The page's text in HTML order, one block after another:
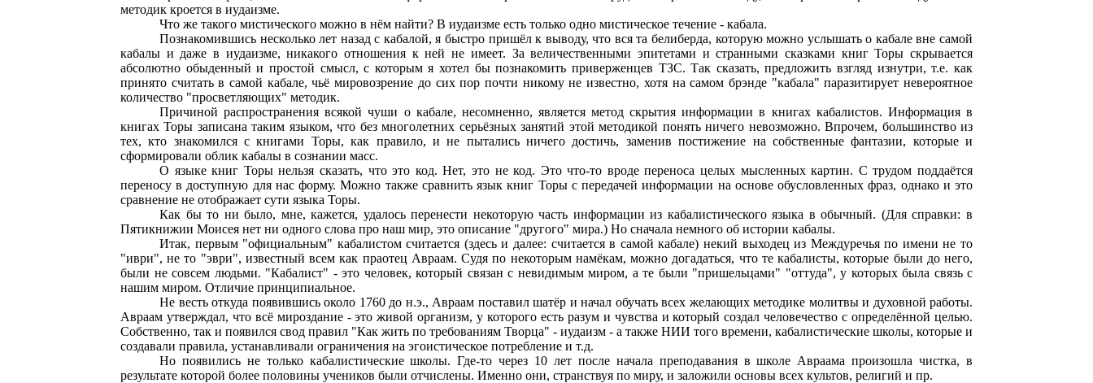
методик кроется в иудаизме.
Что же такого мистического можно в нём найти? В иудаизме есть только одно мистическое течение - кабала.
Познакомившись несколько лет назад с кабалой, я быстро пришёл к выводу, что вся та белиберда, которую можно услышать о кабале вне самой
кабалы и даже в иудаизме, никакого отношения к ней не имеет. За величественными эпитетами и странными сказками книг Торы скрывается
абсолютно обыденный и простой смысл, с которым я хотел бы познакомить приверженцев ТЗС. Так сказать, предложить взгляд изнутри, т.е. как
принято считать в самой кабале, чьё мировозрение до сих пор почти никому не известно, хотя на самом брэнде "кабала" паразитирует невероятное
количество "просветляющих" методик.
Причиной распространения всякой чуши о кабале, несомненно, является метод скрытия информации в книгах кабалистов. Информация в
книгах Торы записана таким языком, что без многолетних серьёзных занятий этой методикой понять ничего невозможно. Впрочем, большинство из
тех, кто знакомился с книгами Торы, как правило, и не пытались ничего достичь, заменив постижение на собственные фантазии, которые и
сформировали облик кабалы в сознании масс.
О языке книг Торы нельзя сказать, что это код. Нет, это не код. Это что-то вроде переноса целых мысленных картин. С трудом поддаётся
переносу в доступную для нас форму. Можно также сравнить язык книг Торы с передачей информации на основе обусловленных фраз, однако и это
сравнение не отображает сути языка Торы.
Как бы то ни было, мне, кажется, удалось перенести некоторую часть информации из кабалистического языка в обычный. (Для справки: в
Пятикнижии Моисея нет ни одного слова про наш мир, это описание "другого" мира.) Но сначала немного об истории кабалы.
Итак, первым "официальным" кабалистом считается (здесь и далее: считается в самой кабале) некий выходец из Междуречья по имени не то
"иври", не то "эври", известный всем как праотец Авраам. Судя по некоторым намёкам, можно догадаться, что те кабалисты, которые были до него,
были не совсем людьми. "Кабалист" - это человек, который связан с невидимым миром, а те были "пришельцами" "оттуда", у которых была связь с
нашим миром. Отличие принципиальное.
Не весть откуда появившись около 1760 до н.э., Авраам поставил шатёр и начал обучать всех желающих методике молитвы и духовной работы.
Авраам утверждал, что всё мироздание - это живой организм, у которого есть разум и чувства и который создал человечество с определённой целью.
Собственно, так и появился свод правил "Как жить по требованиям Творца" - иудаизм - а также НИИ того времени, кабалистические школы, которые и
создавали правила, устанавливали ограничения на эгоистическое потребление и т.д.
Но появились не только кабалистические школы. Где-то через 10 лет после начала преподавания в школе Авраама произошла чистка, в
результате которой более половины учеников были отчислены. Именно они, странствуя по миру, и заложили основы всех культов, религий и пр.